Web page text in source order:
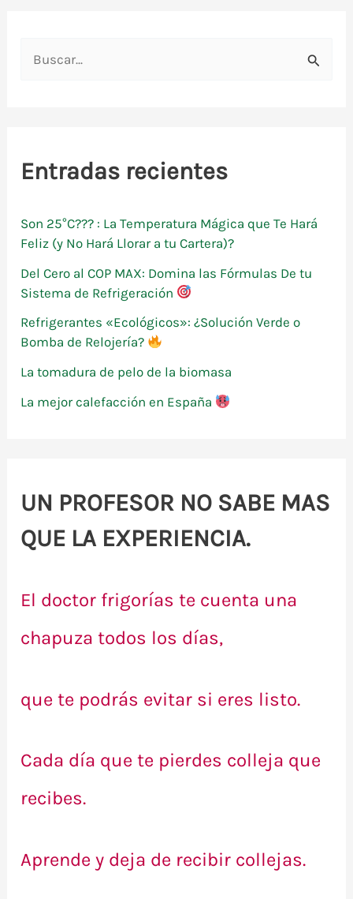
r
o
:
Entradas recientes
Son 25°C??? : La Temperatura Mágica que Te Hará
Feliz (y No Hará Llorar a tu Cartera)?
Del Cero al COP MAX: Domina las Fórmulas De tu
Sistema de Refrigeración
Refrigerantes «Ecológicos»: ¿Solución Verde o
Bomba de Relojería?
La tomadura de pelo de la biomasa
La mejor calefacción en España
UN PROFESOR NO SABE MAS
QUE LA EXPERIENCIA.
El doctor frigorías te cuenta una
chapuza todos los días,
que te podrás evitar si eres listo.
Cada día que te pierdes colleja que
recibes.
Aprende y deja de recibir collejas.